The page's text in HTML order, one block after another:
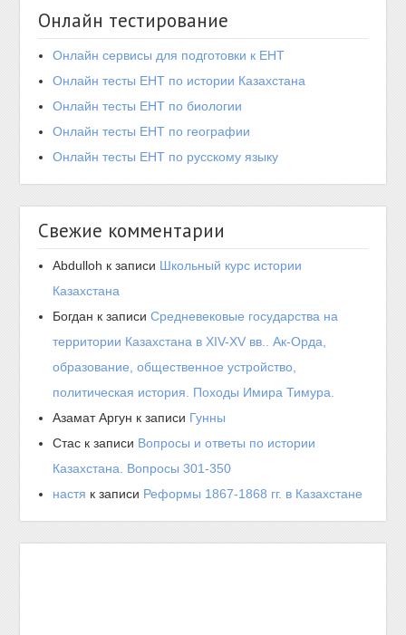
Онлайн тестирование
Онлайн сервисы для подготовки к ЕНТ
Онлайн тесты ЕНТ по истории Казахстана
Онлайн тесты ЕНТ по биологии
Онлайн тесты ЕНТ по географии
Онлайн тесты ЕНТ по русскому языку
Свежие комментарии
Abdulloh к записи Школьный курс истории
Казахстана
Богдан к записиСредневековые государства на
территории Казахстана в XIV-XV вв.. Ак-Орда,
образование, общественное устройство,
политическая история. Походы Имира Тимура.
Азамат Аргун к записи Гунны
Стас к записи Вопросы и ответы по истории
Казахстана. Вопросы 301-350
настя к записи Реформы 1867-1868 гг. в Казахстане